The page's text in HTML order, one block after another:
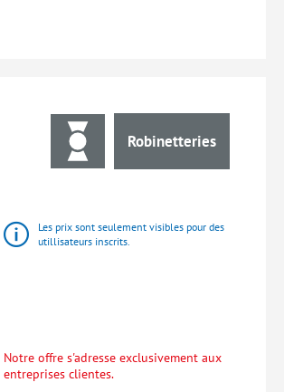
Robinetteries
Les prix sont seulement visibles pour des
utillisateurs inscrits.
Notre offre s'adresse exclusivement aux
entreprises clientes.